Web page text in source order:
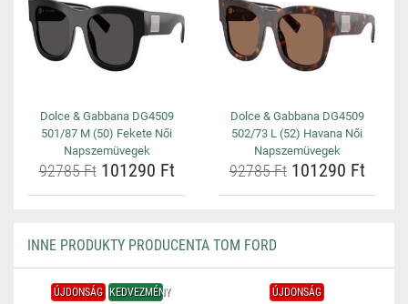
Dolce & Gabbana DG4509
501/87 M (50) Fekete Női
Napszemüvegek
92785 Ft101290 Ft
Dolce & Gabbana DG4509
502/73 L (52) Havana Női
Napszemüvegek
92785 Ft101290 Ft
INNE PRODUKTY PRODUCENTA TOM FORD
ÚJDONSÁG KEDVEZMÉNY ÚJDONSÁG